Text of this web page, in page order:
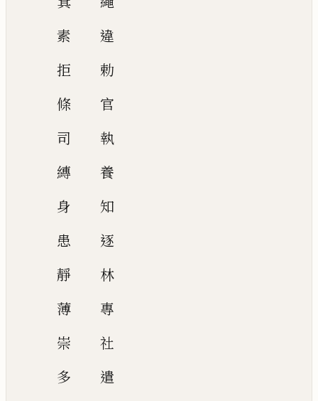
素
違
拒
勅
條
官
司
執
縳
養
身
知
患
逐
靜
林
薄
專
崇
社
多
遣